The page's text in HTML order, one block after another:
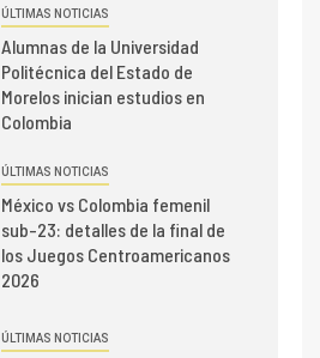
ÚLTIMAS NOTICIAS
Alumnas de la Universidad
Politécnica del Estado de
Morelos inician estudios en
Colombia
ÚLTIMAS NOTICIAS
México vs Colombia femenil
sub-23: detalles de la final de
los Juegos Centroamericanos
2026
ÚLTIMAS NOTICIAS